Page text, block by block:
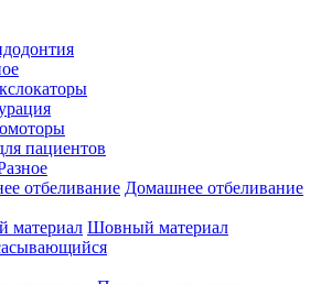
пациентов
Домашнее отбеливание
Шовный материал